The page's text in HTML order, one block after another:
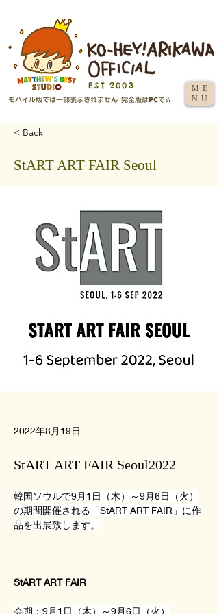
EST.2003
ME
NU
< Back
StART ART FAIR Seoul
2022年8月19日
StART ART FAIR Seoul2022
韓国ソウルで9月1日（木）～9月6日（火）
の期間開催される「StART ART FAIR」に作
品を出展致します。
StART ART FAIR
会期：9月1日（木）～9月6日（火）